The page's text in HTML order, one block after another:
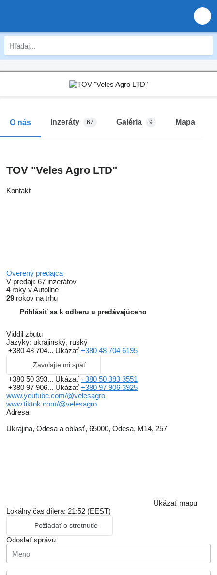
O nás Inzeráty 67 Galéria 9 Mapa
TOV "Veles Agro LTD"
Kontakt
Overený predajca
V predaji: 67 inzerátov
4roky v Autoline
29 rokov na trhu
Prihlásiť sa k odberu u predávajúceho
Viddil zbutu
Jazyky: ukrajinský, ruský
+380 48 704... Ukázať +380 48 704 6195
Zavolajte mi späť
+380 50 393... Ukázať +380 50 393 3551
+380 97 906... Ukázať +380 97 906 3925
www.youtube.com/@velesagro
www.tiktok.com/@velesagro
Adresa
Ukrajina, Odesa a oblasť, 65000, Odesa, M14, 257
Ukázať mapu
Lokálny čas dílera: 21:52 (EEST)
Požiadať o stretnutie
Odoslať správu